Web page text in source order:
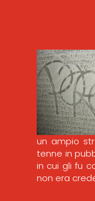
un ampio
tenne in
in cui gli fu
non era